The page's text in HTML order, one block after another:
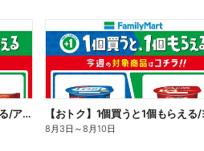
【おトク】1個買うと1個もらえる/アイス
8月3日 ～8月10日